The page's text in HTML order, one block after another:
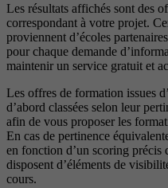
Les résultats affichés sont des
correspondant à votre projet.
proviennent d’écoles
pour chaque demande
maintenir un service gratuit et
Les offres de formation issues
d’abord classées selon leur
afin de vous proposer les
En cas de pertinence
en fonction d’un scoring précis
disposent d’éléments de
cours.